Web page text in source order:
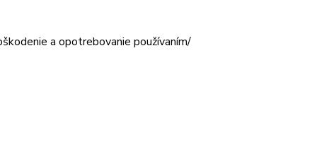
a opotrebovanie používaním/